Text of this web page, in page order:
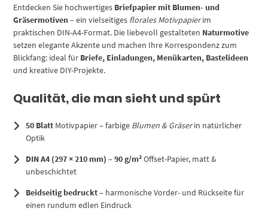
Entdecken Sie hochwertiges Briefpapier mit Blumen- und
Gräsermotiven– ein vielseitiges florales Motivpapierim
praktischen DIN-A4-Format. Die liebevoll gestalteten Naturmotive
setzen elegante Akzente und machen Ihre Korrespondenz zum
Blickfang: ideal für Briefe, Einladungen, Menükarten, Bastelideen
und kreative DIY-Projekte.
Qualität, die man sieht und spürt
50 Blatt Motivpapier – farbige Blumen & Gräserin natürlicher
Optik
DIN A4 (297 × 210 mm) –90 g/m²Offset-Papier, matt &
unbeschichtet
Beidseitig bedruckt– harmonische Vorder- und Rückseite für
einen rundum edlen Eindruck